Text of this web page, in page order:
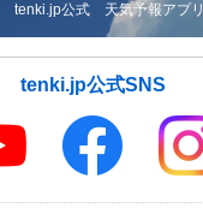
tenki.jp公式 天気予報アプリ
tenki.jp公式SNS